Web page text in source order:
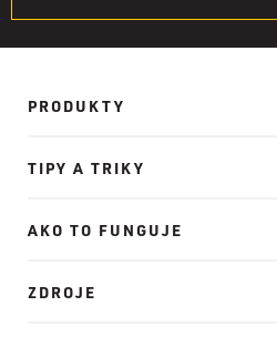
PRODUKTY
TIPY A TRIKY
AKO TO FUNGUJE
ZDROJE